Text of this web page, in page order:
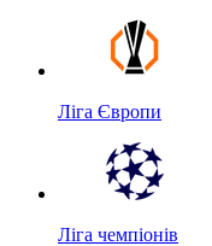
Ліга Європи
Ліга чемпіонів